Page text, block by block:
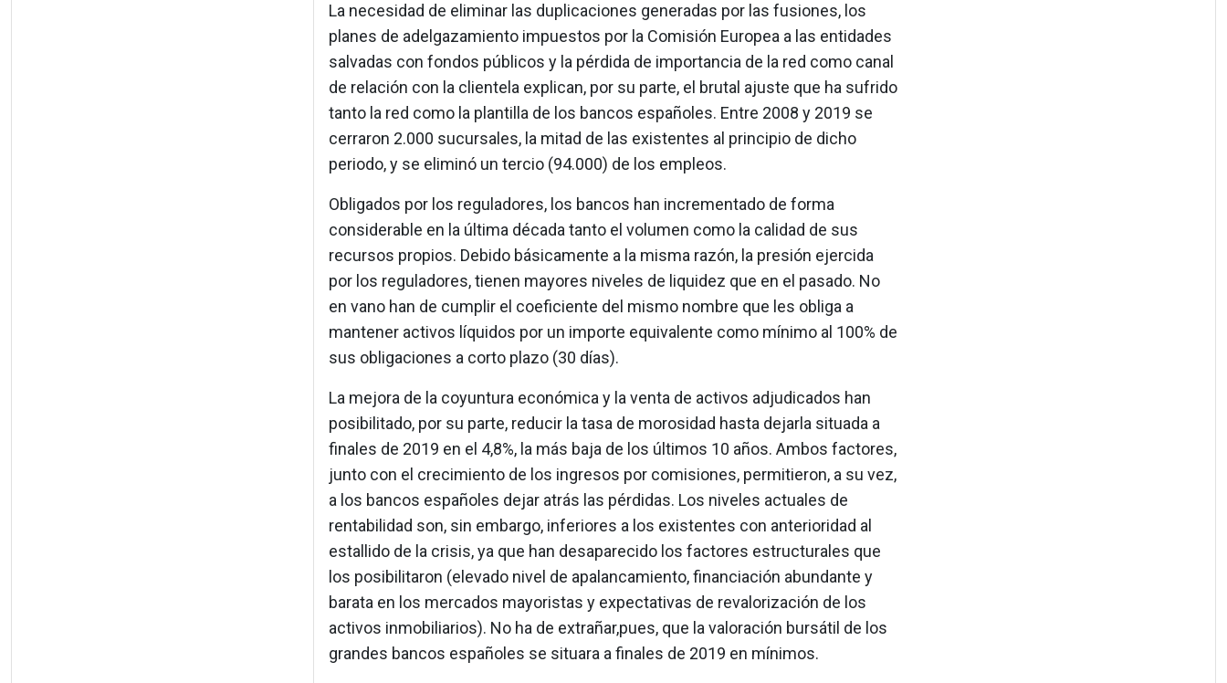
La necesidad de eliminar las duplicaciones generadas por las fusiones, los
planes de adelgazamiento impuestos por la Comisión Europea a las entidades
salvadas con fondos públicos y la pérdida de importancia de la red como canal
de relación con la clientela explican, por su parte, el brutal ajuste que ha sufrido
tanto la red como la plantilla de los bancos españoles. Entre 2008 y 2019 se
cerraron 2.000 sucursales, la mitad de las existentes al principio de dicho
periodo, y se eliminó un tercio (94.000) de los empleos.
Obligados por los reguladores, los bancos han incrementado de forma
considerable en la última década tanto el volumen como la calidad de sus
recursos propios. Debido básicamente a la misma razón, la presión ejercida
por los reguladores, tienen mayores niveles de liquidez que en el pasado. No
en vano han de cumplir el coeficiente del mismo nombre que les obliga a
mantener activos líquidos por un importe equivalente como mínimo al 100% de
sus obligaciones a corto plazo (30 días).
La mejora de la coyuntura económica y la venta de activos adjudicados han
posibilitado, por su parte, reducir la tasa de morosidad hasta dejarla situada a
finales de 2019 en el 4,8%, la más baja de los últimos 10 años. Ambos factores,
junto con el crecimiento de los ingresos por comisiones, permitieron, a su vez,
a los bancos españoles dejar atrás las pérdidas. Los niveles actuales de
rentabilidad son, sin embargo, inferiores a los existentes con anterioridad al
estallido de la crisis, ya que han desaparecido los factores estructurales que
los posibilitaron (elevado nivel de apalancamiento, financiación abundante y
barata en los mercados mayoristas y expectativas de revalorización de los
activos inmobiliarios). No ha de extrañar,pues, que la valoración bursátil de los
grandes bancos españoles se situara a finales de 2019 en mínimos.